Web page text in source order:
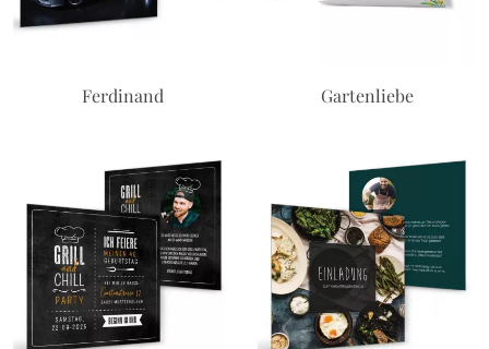
Ferdinand Gartenliebe